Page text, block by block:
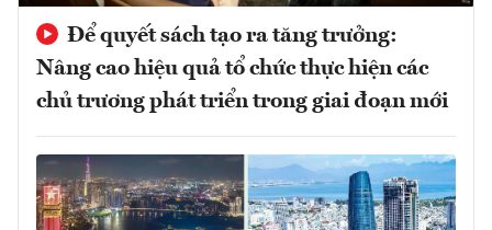
Để quyết sách tạo ra tăng trưởng:
Nâng cao hiệu quả tổ chức thực hiện các
chủ trương phát triển trong giai đoạn mới